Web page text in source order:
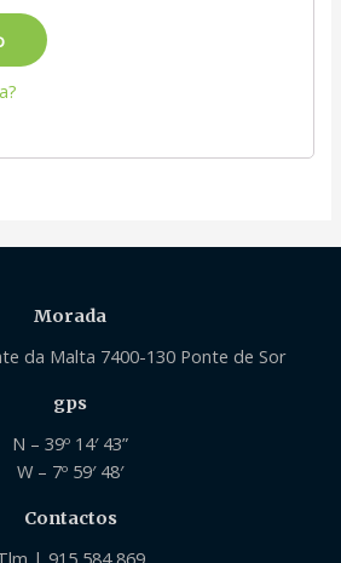
Morada
da Malta 7400-130 Ponte de Sor
gps
N – 39º 14′ 43”
W – 7º 59′ 48′
Contactos